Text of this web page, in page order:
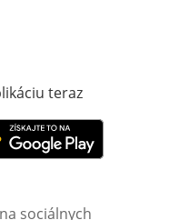
teraz
sa vnovom okne
sociálnych